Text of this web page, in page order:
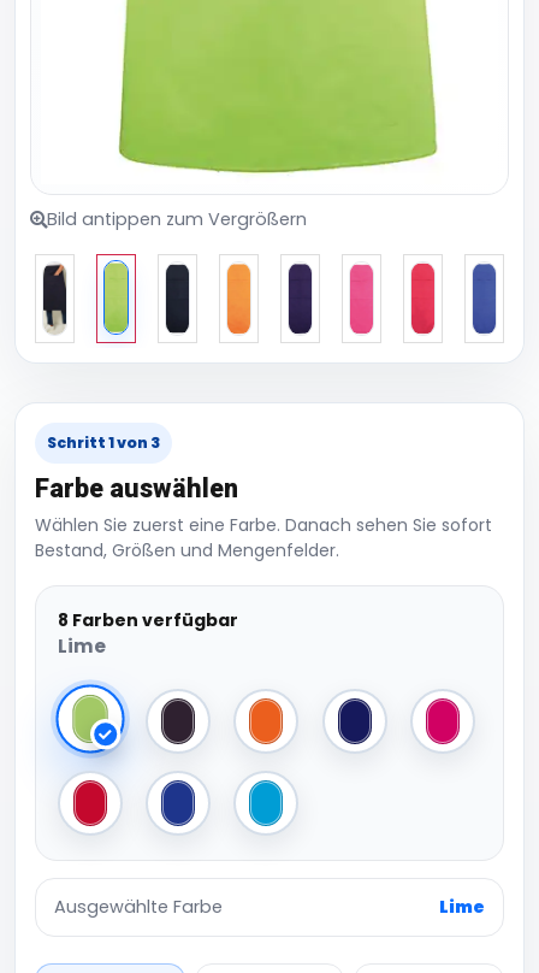
Bild antippen zum Vergrößern
Schritt 1 von 3
Farbe auswählen
Wählen Sie zuerst eine Farbe. Danach sehen Sie sofort
Bestand, Größen und Mengenfelder.
8 Farben verfügbar
Lime
Lime Navy Orange Purple Raspberry
Red Royal Turquoise
Ausgewählte Farbe Lime